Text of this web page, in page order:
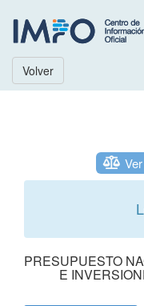
Volver
PRESUPUESTO
E